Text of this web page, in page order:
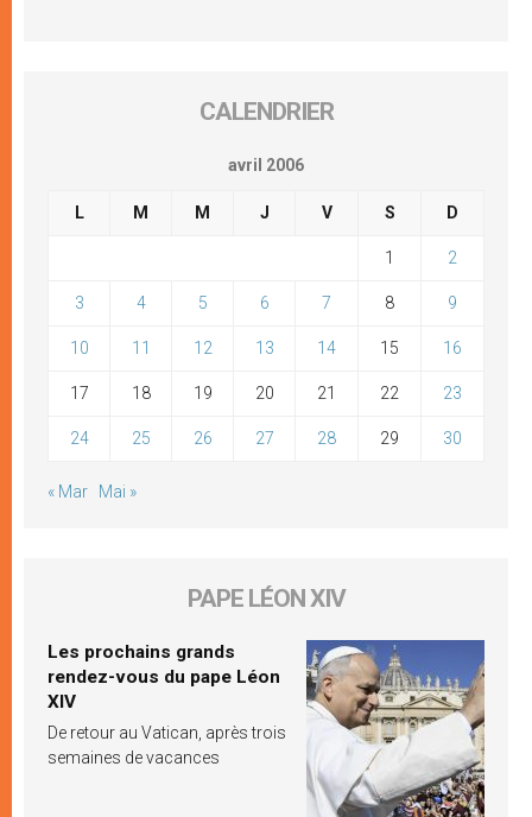
CALENDRIER
avril 2006
L M M J V S D
1 2
3 4 5 6 7 8 9
10 11 12 13 14 15 16
17 18 19 20 21 22 23
24 25 26 27 28 29 30
« Mar Mai »
PAPE LÉON XIV
Les prochains grands
rendez-vous du pape Léon
XIV
De retour au Vatican, après trois
semaines de vacances